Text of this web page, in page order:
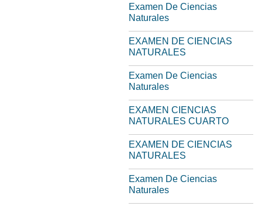
Examen De Ciencias
Naturales
EXAMEN DE CIENCIAS
NATURALES
Examen De Ciencias
Naturales
EXAMEN CIENCIAS
NATURALES CUARTO
EXAMEN DE CIENCIAS
NATURALES
Examen De Ciencias
Naturales